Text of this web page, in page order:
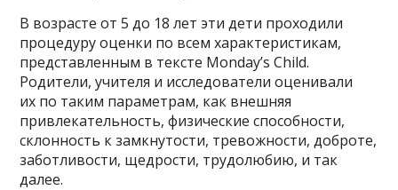
В возрасте от 5 до 18 лет эти дети проходили
процедуру оценки по всем характеристикам,
представленным в тексте Monday’s Child.
Родители, учителя и исследователи оценивали
их по таким параметрам, как внешняя
привлекательность, физические способности,
склонность к замкнутости, тревожности, доброте,
заботливости, щедрости, трудолюбию, и так
далее.